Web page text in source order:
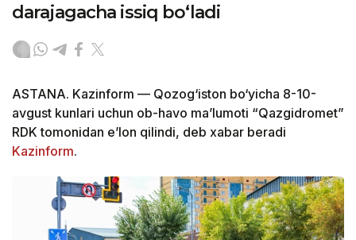
darajagacha issiq bo‘ladi
ASTANA. Kazinform — Qozog‘iston bo‘yicha 8-10-
avgust kunlari uchun ob-havo ma’lumoti “Qazgidromet”
RDK tomonidan e’lon qilindi, deb xabar beradi
Kazinform.